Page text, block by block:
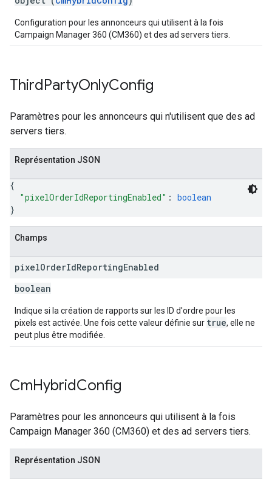
Configuration pour les annonceurs qui utilisent à la fois
Campaign Manager 360 (CM360) et des ad servers tiers.
ThirdPartyOnlyConfig
Paramètres pour les annonceurs qui n'utilisent que des ad
servers tiers.
Représentation JSON
{
"pixelOrderIdReportingEnabled" : boolean
}
Champs
pixelOrderIdReportingEnabled
boolean
Indique si la création de rapports sur les ID d'ordre pour les
pixels est activée. Une fois cette valeur définie sur true, elle ne
peut plus être modifiée.
CmHybridConfig
Paramètres pour les annonceurs qui utilisent à la fois
Campaign Manager 360 (CM360) et des ad servers tiers.
Représentation JSON